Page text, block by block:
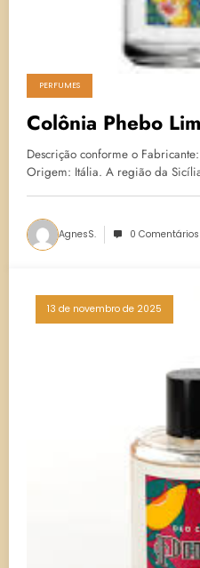
PERFUMES
Colônia Phebo
Descrição conforme o
Origem: Itália. A região da
AgnesS. 0 Comentários
13 de novembro de 2025